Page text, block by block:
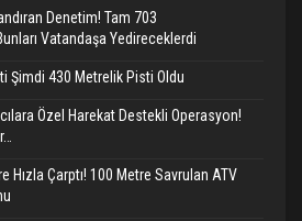
Denetim! Tam 703
Vatandaşa Yedireceklerdi
Şimdi 430 Metrelik Pisti Oldu
Özel Harekat Destekli Operasyon!
Hızla Çarptı! 100 Metre Savrulan ATV